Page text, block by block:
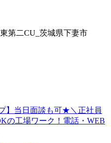
第二CU_茨城県下妻市
】当日面談も可★＼正社員
の工場ワーク！電話・WEB